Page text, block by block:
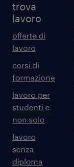
trova
lavoro
offerte di
lavoro
corsi di
formazione
lavoro per
studenti e
non solo
lavoro
senza
diploma